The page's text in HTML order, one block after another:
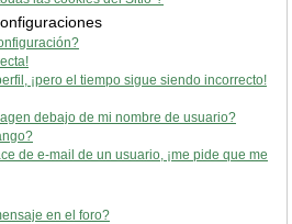
¡pero el tiempo sigue siendo incorrecto!
debajo de mi nombre de usuario?
de e-mail de un usuario, ¡me pide que me
en el foro?